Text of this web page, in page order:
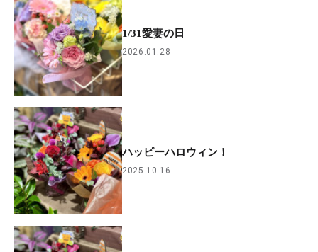
1/31愛妻の日
2026.01.28
ハッピーハロウィン！
2025.10.16